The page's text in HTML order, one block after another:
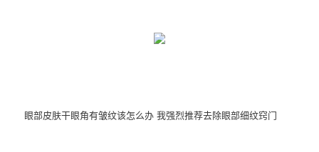
眼部皮肤干眼角有皱纹该怎么办 我强烈推荐去除眼部细纹窍门